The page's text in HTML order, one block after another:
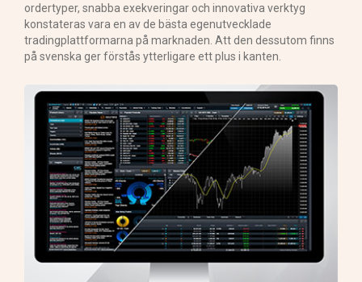
ordertyper, snabba exekveringar och innovativa verktyg
konstateras vara en av de bästa egenutvecklade
tradingplattformarna på marknaden. Att den dessutom finns
på svenska ger förstås ytterligare ett plus i kanten.